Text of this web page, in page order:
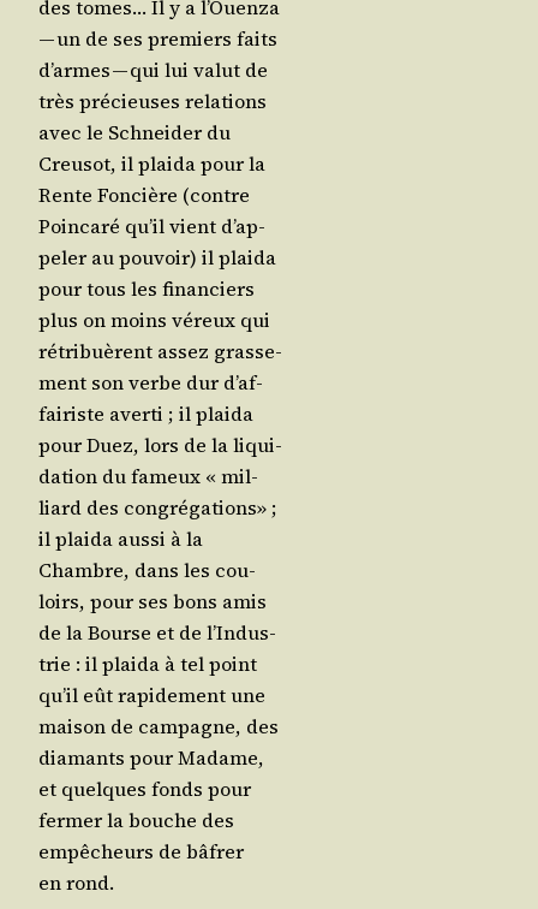
des tomes… Il y a l’Ouen­za
— un de ses pre­miers faits
d’armes — qui lui valut de
très pré­cieuses rela­tions
avec le Schnei­der du
Creu­sot, il plai­da pour la
Rente Fon­cière (contre
Poin­ca­ré qu’il vient d’ap­
pe­ler au pou­voir) il plai­da
pour tous les finan­ciers
plus on moins véreux qui
rétri­buèrent assez gras­se­
ment son verbe dur d’af­
fai­riste aver­ti ; il plai­da
pour Duez, lors de la liqui­
da­tion du fameux « mil­
liard des congré­ga­tions» ;
il plai­da aus­si à la
Chambre, dans les cou­
loirs, pour ses bons amis
de la Bourse et de l’In­dus­
trie : il plai­da à tel point
qu’il eût rapi­de­ment une
mai­son de cam­pagne, des
dia­mants pour Madame,
et quelques fonds pour
fer­mer la bouche des
empê­cheurs de bâfrer
en rond.